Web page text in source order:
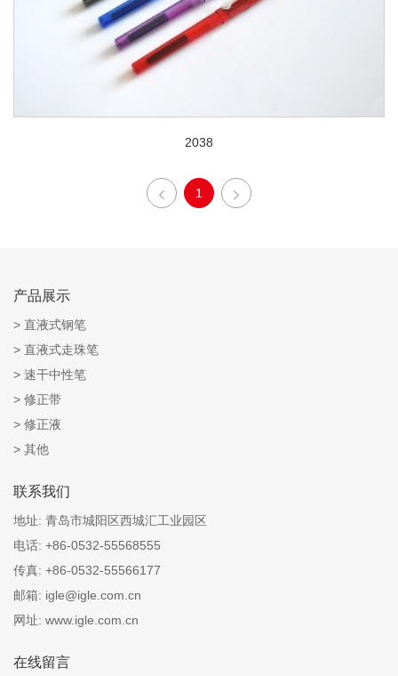
2038
1
产品展示
直液式钢笔
直液式走珠笔
速干中性笔
修正带
修正液
其他
联系我们
地址: 青岛市城阳区西城汇工业园区
电话: +86-0532-55568555
传真: +86-0532-55566177
邮箱: igle@igle.com.cn
网址: www.igle.com.cn
在线留言